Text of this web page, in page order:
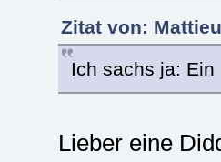
Zitat von:
Ich sachs ja:
Lieber eine